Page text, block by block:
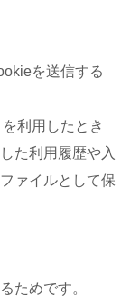
を送信する
利用したとき
た利用履歴や入
ァイルとして保
ためです。